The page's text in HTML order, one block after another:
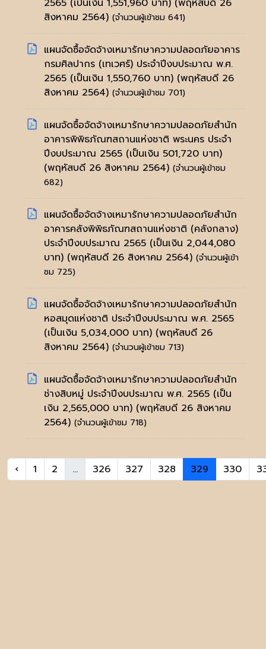
2565 (เป็นเงิน 1,551,960 บาท) (พฤหัสบดี 26
สิงหาคม 2564) (จำนวนผู้เข้าชม 641)
แผนจัดซื้อจัดจ้างเหมารักษาความปลอดภัยอาคาร
กรมศิลปากร (เทเวศร์) ประจำปีงบประมาณ พ.ศ.
2565 (เป็นเงิน 1,550,760 บาท) (พฤหัสบดี 26
สิงหาคม 2564) (จำนวนผู้เข้าชม 701)
แผนจัดซื้อจัดจ้างเหมารักษาความปลอดภัยสำนัก
อาคารพิพิธภัณฑสถานแห่งชาติ พระนคร ประจำ
ปีงบประมาณ 2565 (เป็นเงิน 501,720 บาท)
(พฤหัสบดี 26 สิงหาคม 2564) (จำนวนผู้เข้าชม
682)
แผนจัดซื้อจัดจ้างเหมารักษาความปลอดภัยสำนัก
อาคารคลังพิพิธภัณฑสถานแห่งชาติ (คลังกลาง)
ประจำปีงบประมาณ 2565 (เป็นเงิน 2,044,080
บาท) (พฤหัสบดี 26 สิงหาคม 2564) (จำนวนผู้เข้า
ชม 725)
แผนจัดซื้อจัดจ้างเหมารักษาความปลอดภัยสำนัก
หอสมุดแห่งชาติ ประจำปีงบประมาณ พ.ศ. 2565
(เป็นเงิน 5,034,000 บาท) (พฤหัสบดี 26
สิงหาคม 2564) (จำนวนผู้เข้าชม 713)
แผนจัดซื้อจัดจ้างเหมารักษาความปลอดภัยสำนัก
ช่างสิบหมู่ ประจำปีงบประมาณ พ.ศ. 2565 (เป็น
เงิน 2,565,000 บาท) (พฤหัสบดี 26 สิงหาคม
2564) (จำนวนผู้เข้าชม 718)
‹ 1 2 ... 326 327 328 329 330